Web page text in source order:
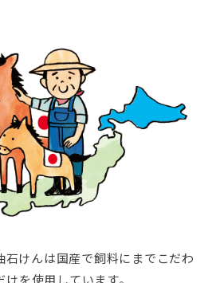
石けんは国産で飼料にまでこだわ
けを使用しています。